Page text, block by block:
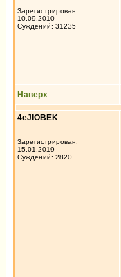
Зарегистрирован:
10.09.2010
Суждений: 31235
Наверх
4eJIOBEK
Зарегистрирован:
15.01.2019
Суждений: 2820